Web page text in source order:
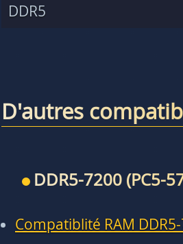
DDR5
D'autres
DDR5-7200 (PC5-
Compatiblité RAM